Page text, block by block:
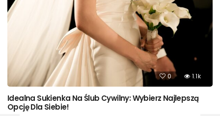
0 1.1k
Idealna Sukienka Na Ślub Cywilny: Wybierz Najlepszą
Opcję Dla Siebie!